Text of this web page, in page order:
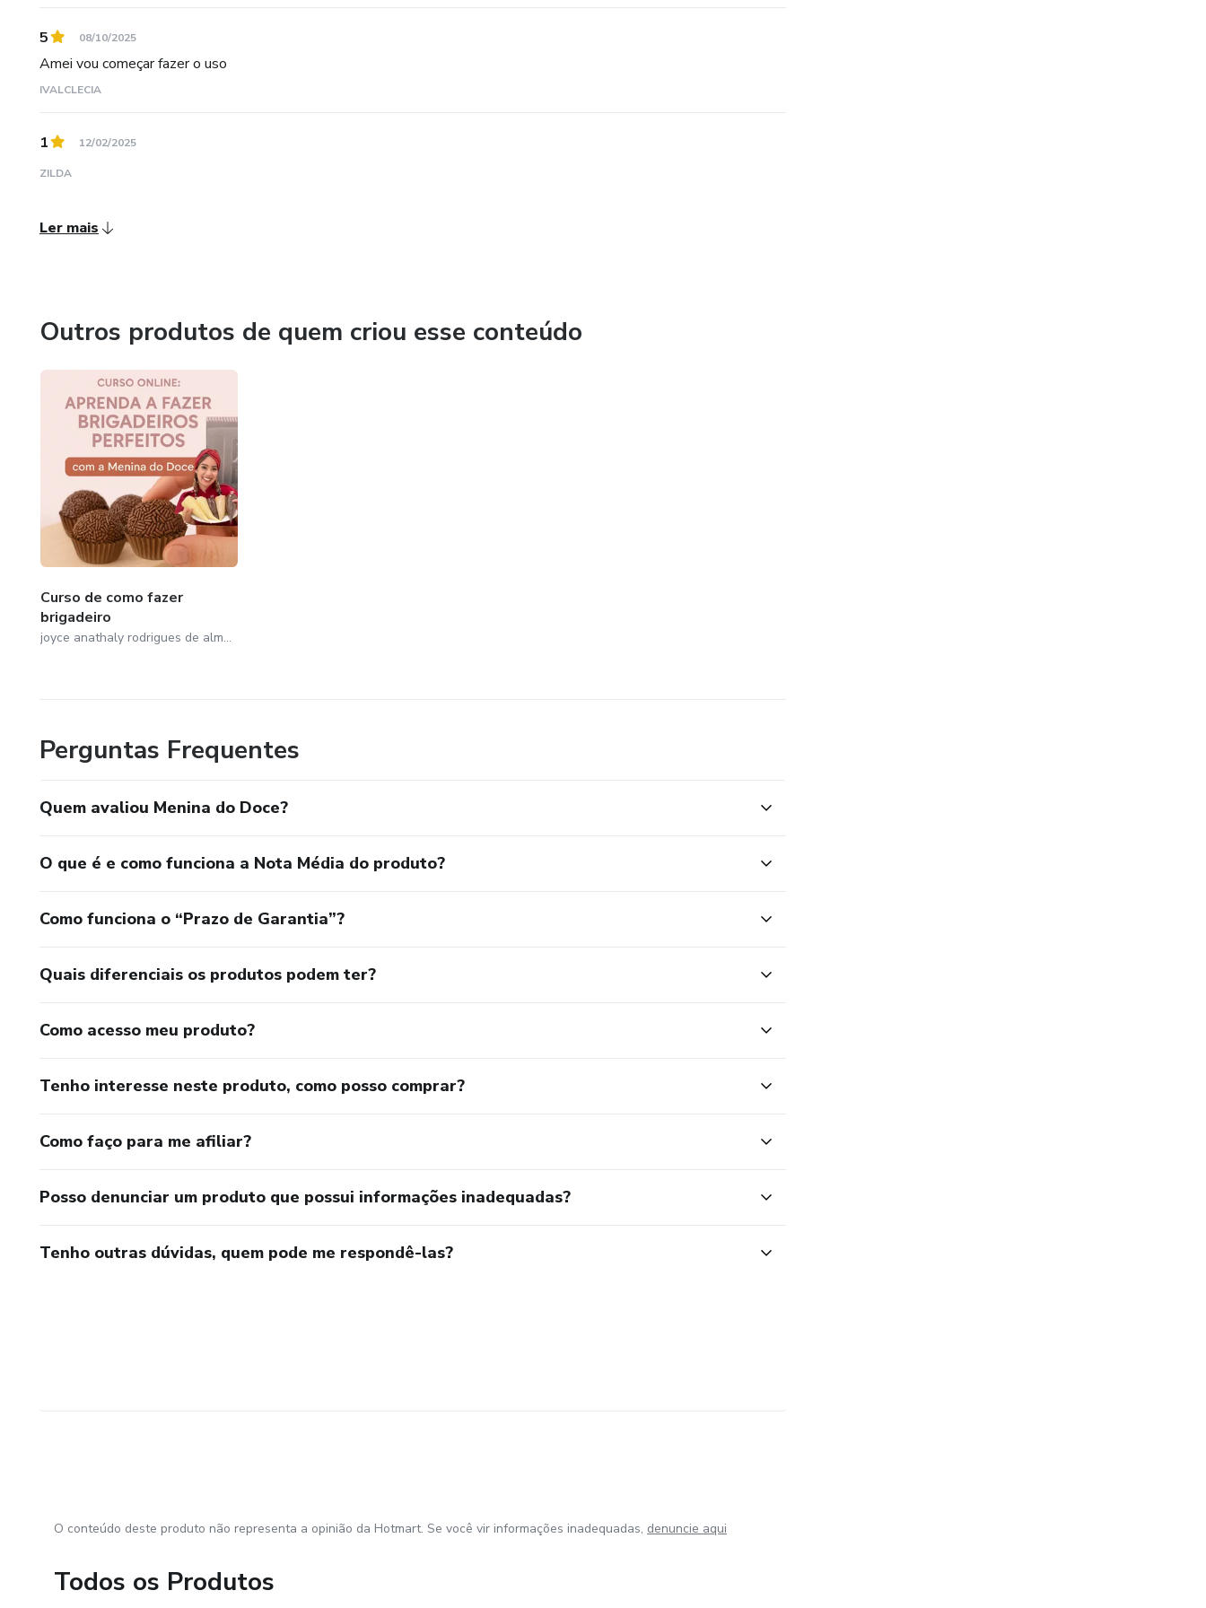
5 08/10/2025
Amei vou começar fazer o uso
IVALCLECIA
1 12/02/2025
ZILDA
Ler mais
Outros produtos de quem criou esse conteúdo
Curso de como fazer
brigadeiro
joyce anathaly rodrigues de almeida
Perguntas Frequentes
Quem avaliou Menina do Doce?
O que é e como funciona a Nota Média do produto?
Como funciona o “Prazo de Garantia”?
Quais diferenciais os produtos podem ter?
Como acesso meu produto?
Tenho interesse neste produto, como posso comprar?
Como faço para me afiliar?
Posso denunciar um produto que possui informações inadequadas?
Tenho outras dúvidas, quem pode me respondê-las?
O conteúdo deste produto não representa a opinião da Hotmart. Se você vir informações inadequadas, denuncie aqui
Todos os Produtos